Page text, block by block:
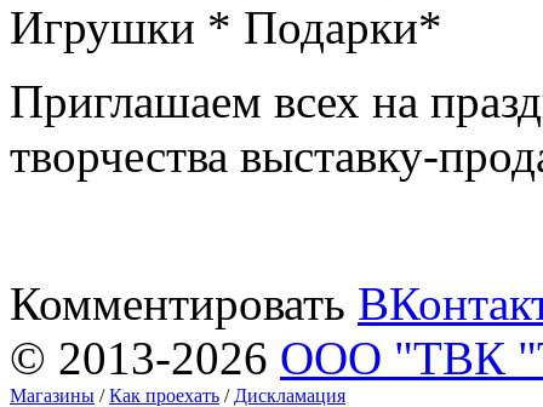
Игрушки * Подарки*
Приглашаем всех на
творчества выставку-
Комментировать
© 2013-2026 ООО "ТВК
Магазины /Как проехать / Дискламация